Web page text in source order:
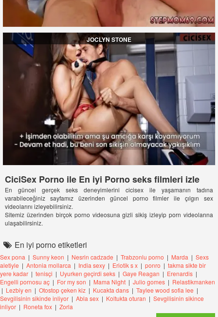
JOCLYN STONE
CiciSex Porno ile En iyi Porno seks filmleri izle
En güncel gerçek seks deneyimlerini cicisex ile yaşamanın tadına
varabileceğiniz sayfamız üzerinden güncel porno filmler ile çılgın sex
videolarını izleyebilirsiniz.
Sitemiz üzerinden birçok porno videosuna gizli sikiş izleyip porn videolarına
ulaşabilirsiniz.
En iyi porno etiketleri
Sex pona | Sunny keon | Nesrin cadzade | Trabzonlu porno | Marda | Sexs
aletiyle | Antonia mollarca | India sexy | Eriotik s x | ponro | takma sikte bir
yere kadar | tenisçi | Uyurken geçirdi seks | Gaye Reagan | Erenardis |
Engelli pornosu aç | For my son | Mama Night | Julio gomes | Relastikmanken
| Lezbiy en | Otostop çeken kiz | Kucakta dans | Taylee wood sofia lee |
Sevgilisinin sikinde inliyor | Abla sex | Koltukta oturan | Sevgilisinin sikince
inliyor | Roneta fox | Zorla